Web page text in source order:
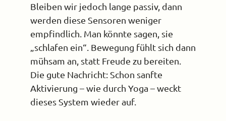
Bleiben wir jedoch lange passiv, dann
werden diese Sensoren weniger
empfindlich. Man könnte sagen, sie
„schlafen ein“. Bewegung fühlt sich dann
mühsam an, statt Freude zu bereiten.
Die gute Nachricht: Schon sanfte
Aktivierung – wie durch Yoga – weckt
dieses System wieder auf.